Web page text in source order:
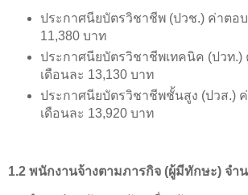
ประกาศนียบัตรวิชาชีพ (ปวช.) ค่าตอ
11,380 บาท
ประกาศนียบัตรวิชาชีพเทคนิค (ปวท
เดือนละ 13,130 บาท
ประกาศนียบัตรวิชาชีพชั้นสูง (ปวส.)
เดือนละ 13,920 บาท
1.2 พนักงานจ้างตามภารกิจ (ผู้มีทักษะ) จำ